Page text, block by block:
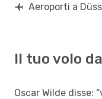
Aeroporti a
Il tuo volo
Oscar Wilde disse: